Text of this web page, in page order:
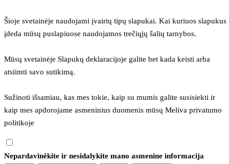
Šioje svetainėje naudojami įvairių tipų slapukai. Kai kuriuos slapukus
įdeda mūsų puslapiuose naudojamos trečiųjų šalių tarnybos.
Mūsų svetainėje Slapukų deklaracijoje galite bet kada keisti arba
atsiimti savo sutikimą.
Sužinoti išsamiau, kas mes tokie, kaip su mumis galite susisiekti ir
kaip mes apdorojame asmeninius duomenis mūsų Meliva privatumo
politikoje
Nepardavinėkite ir nesidalykite mano asmenine informacija